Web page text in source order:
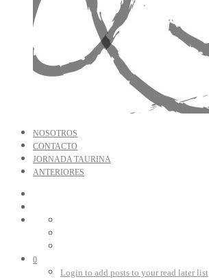
NOSOTROS
CONTACTO
JORNADA TAURINA
ANTERIORES
0
Login to add posts to your read later list